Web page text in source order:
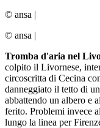
© ansa |
© ansa |
Tromba d'aria nel
colpito il Livornese,
circoscritta di Cecina
danneggiato il tetto di
abbattendo un albero e
ferito. Problemi invece
lungo la linea per